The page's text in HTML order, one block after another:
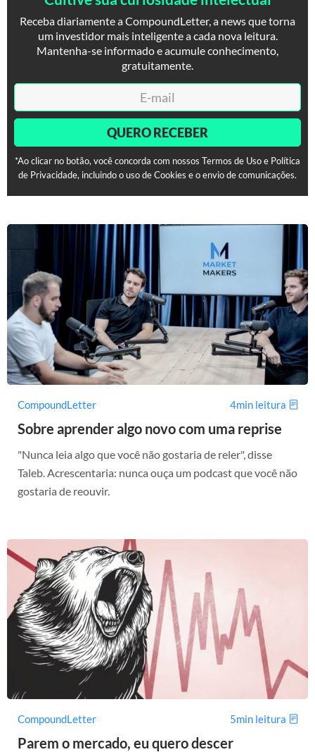
Receba diariamente a CompoundLetter, a news que torna
um investidor mais inteligente a cada nova leitura.
Mantenha-se informado e acumule conhecimento,
gratuitamente.
QUERO RECEBER
*Ao clicar no botão, você concorda com nossos Termos de Uso e Política
de Privacidade, incluindo o uso de Cookies e o envio de comunicações.
CompoundLetter 4min leitura
Sobre aprender algo novo com uma reprise
"Nunca leia algo que você não gostaria de reler", disse
Taleb. Acrescentaria: nunca ouça um podcast que você não
gostaria de reouvir.
CompoundLetter 5min leitura
Parem o mercado, eu quero descer